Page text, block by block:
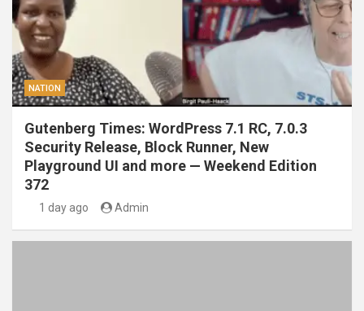
NATION
Gutenberg Times: WordPress 7.1 RC, 7.0.3
Security Release, Block Runner, New
Playground UI and more — Weekend Edition
372
1 day ago Admin